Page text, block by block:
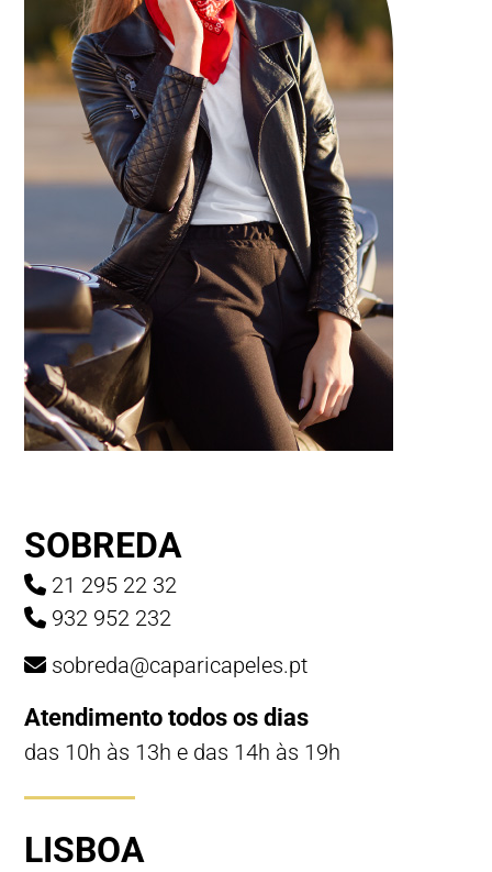
SOBREDA
21 295 22 32
932 952 232
sobreda@caparicapeles.pt
Atendimento todos os dias
das 10h às 13h e das 14h às 19h
LISBOA